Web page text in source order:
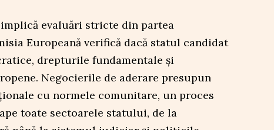
evaluări stricte din partea
Europeană verifică dacă statul candidat
drepturile fundamentale și
Negocierile de aderare presupun
cu normele comunitare, un proces
toate sectoarele statului, de la